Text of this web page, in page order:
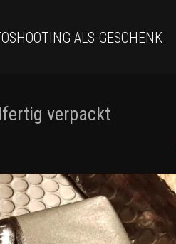
ALS GESCHENK
verpackt